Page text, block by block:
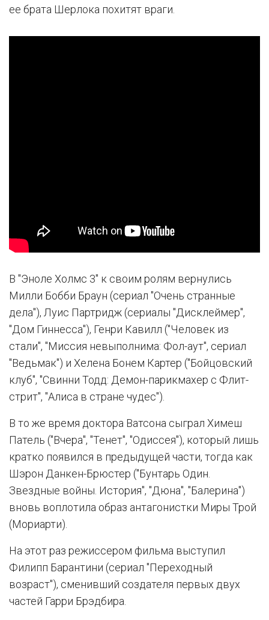
ее брата Шерлока похитят враги.
В "Эноле Холмс 3" к своим ролям вернулись
Милли Бобби Браун (сериал "Очень странные
дела"), Луис Партридж (сериалы "Дисклеймер",
"Дом Гиннесса"), Генри Кавилл ("Человек из
стали", "Миссия невыполнима: Фол-аут", сериал
"Ведьмак") и Хелена Бонем Картер ("Бойцовский
клуб", "Свинни Тодд: Демон-парикмахер с Флит-
стрит", "Алиса в стране чудес").
В то же время доктора Ватсона сыграл Химеш
Патель ("Вчера", "Тенет", "Одиссея"), который лишь
кратко появился в предыдущей части, тогда как
Шэрон Данкен-Брюстер ("Бунтарь Один.
Звездные войны. История", "Дюна", "Балерина")
вновь воплотила образ антагонистки Миры Трой
(Мориарти).
На этот раз режиссером фильма выступил
Филипп Барантини (сериал "Переходный
возраст"), сменивший создателя первых двух
частей Гарри Брэдбира.